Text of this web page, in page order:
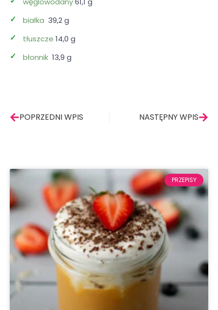
białka 39,2 g
tłuszcze 14,0 g
błonnik 13,9 g
POPRZEDNI WPIS NASTĘPNY WPIS
PRZEPISY